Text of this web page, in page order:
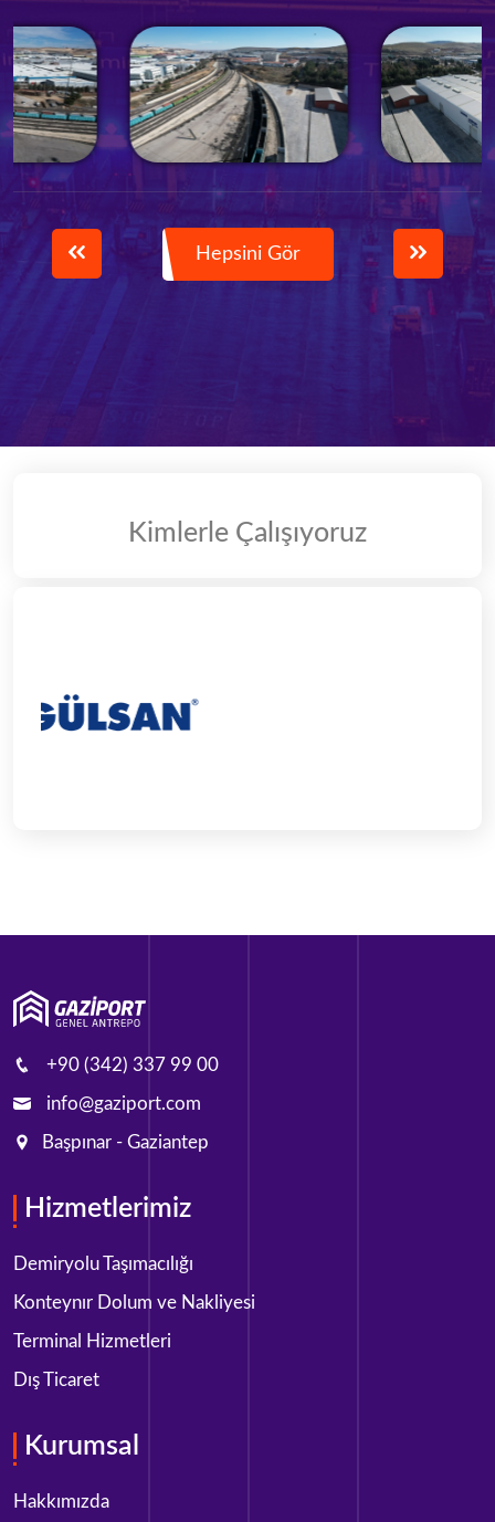
Hepsini Gör
Kimlerle Çalışıyoruz
+90 (342) 337 99 00
info@gaziport.com
Başpınar - Gaziantep
Hizmetlerimiz
Demiryolu Taşımacılığı
Konteynır Dolum ve Nakliyesi
Terminal Hizmetleri
Dış Ticaret
Kurumsal
Hakkımızda